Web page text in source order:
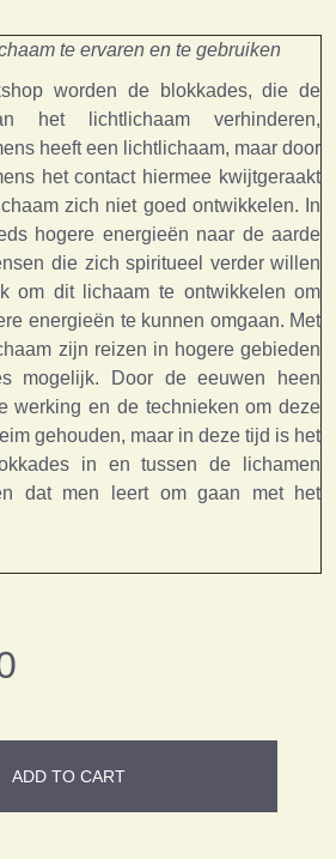
te ervaren en te gebruiken
worden de blokkades, die de
het lichtlichaam verhinderen,
heeft een lichtlichaam, maar door
het contact hiermee kwijtgeraakt
zich niet goed ontwikkelen. In
hogere energieën naar de aarde
die zich spiritueel verder willen
om dit lichaam te ontwikkelen om
energieën te kunnen omgaan. Met
zijn reizen in hogere gebieden
mogelijk. Door de eeuwen heen
werking en de technieken om deze
gehouden, maar in deze tijd is het
in en tussen de lichamen
dat men leert om gaan met het
ADD TO CART